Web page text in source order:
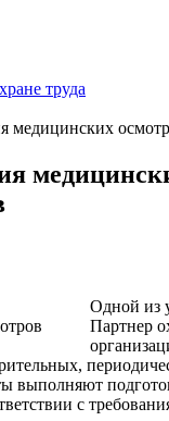
труда
медицинских
Одной из
Партнер
выполняют
с